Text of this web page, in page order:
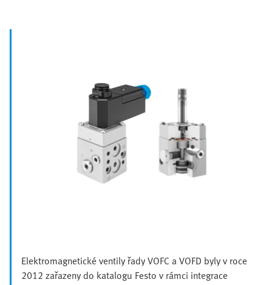
Elektromagnetické ventily řady VOFC a VOFD byly v roce
2012 zařazeny do katalogu Festo v rámci integrace